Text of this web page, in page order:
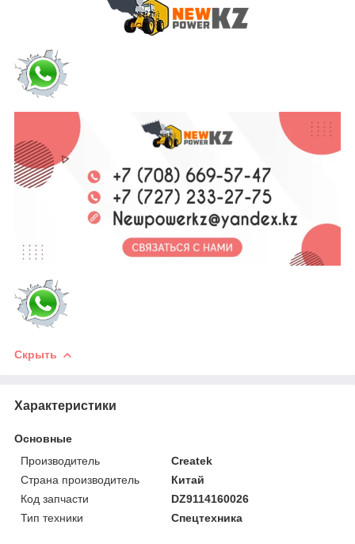
Скрыть
Характеристики
Основные
Производитель
Createk
Страна производитель
Китай
Код запчасти
DZ9114160026
Тип техники
Спецтехника